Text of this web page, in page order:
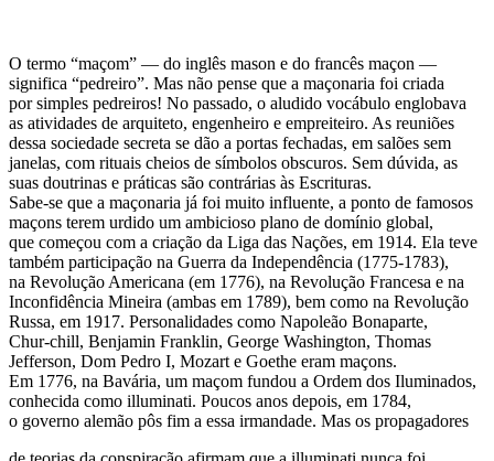
O termo “maçom” — do inglês mason e do francês maçon —
significa “pedreiro”. Mas não pense que a maçonaria foi criada
por simples pedreiros! No passado, o aludido vocábulo englobava
as atividades de arquiteto, engenheiro e empreiteiro. As reuniões
dessa sociedade secreta se dão a portas fechadas, em salões sem
janelas, com rituais cheios de símbolos obscuros. Sem dúvida, as
suas doutrinas e práticas são contrárias às Escrituras.
Sabe-se que a maçonaria já foi muito influente, a ponto de famosos
maçons terem urdido um ambicioso plano de domínio global,
que começou com a criação da Liga das Nações, em 1914. Ela teve
também participação na Guerra da Independência (1775-1783),
na Revolução Americana (em 1776), na Revolução Francesa e na
Inconfidência Mineira (ambas em 1789), bem como na Revolução
Russa, em 1917. Personalidades como Napoleão Bonaparte,
Chur-chill, Benjamin Franklin, George Washington, Thomas
Jefferson, Dom Pedro I, Mozart e Goethe eram maçons.
Em 1776, na Bavária, um maçom fundou a Ordem dos Iluminados,
conhecida como illuminati. Poucos anos depois, em 1784,
o governo alemão pôs fim a essa irmandade. Mas os propagadores